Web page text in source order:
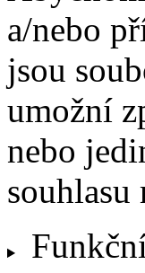
a/nebo
jsou
umožní
nebo